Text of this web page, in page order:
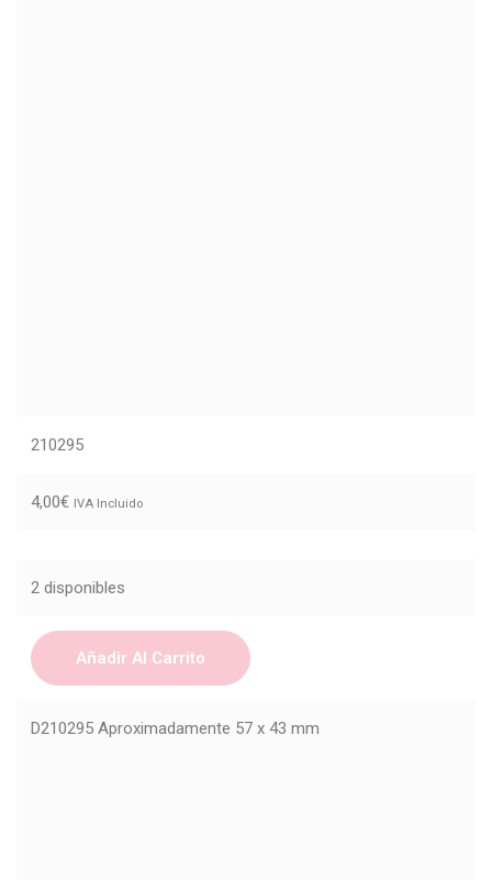
210295
4,00€ IVA Incluido
2 disponibles
Añadir Al Carrito
D210295 Aproximadamente 57 x 43 mm